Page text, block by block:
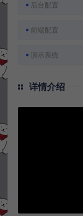
后台配置
前端配置
演示系统
详情介绍